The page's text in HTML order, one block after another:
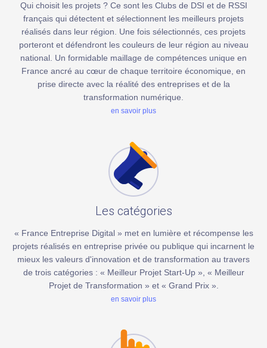
Qui choisit les projets ? Ce sont les Clubs de DSI et de RSSI
français qui détectent et sélectionnent les meilleurs projets
réalisés dans leur région. Une fois sélectionnés, ces projets
porteront et défendront les couleurs de leur région au niveau
national. Un formidable maillage de compétences unique en
France ancré au cœur de chaque territoire économique, en
prise directe avec la réalité des entreprises et de la
transformation numérique.
en savoir plus
Les catégories
« France Entreprise Digital » met en lumière et récompense les
projets réalisés en entreprise privée ou publique qui incarnent le
mieux les valeurs d'innovation et de transformation au travers
de trois catégories : « Meilleur Projet Start-Up », « Meilleur
Projet de Transformation » et « Grand Prix ».
en savoir plus